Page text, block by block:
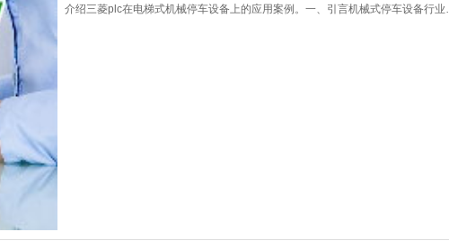
介绍三菱plc在电梯式机械停车设备上的应用案例。一、引言机械式停车设备行